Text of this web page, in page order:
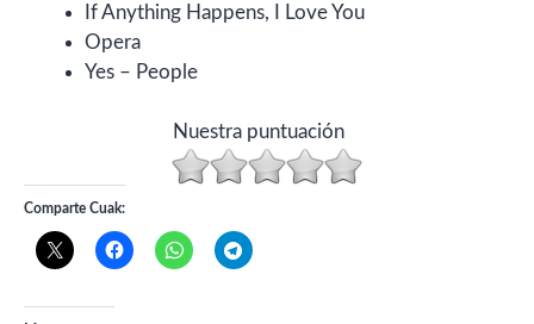
If Anything Happens, I Love You
Opera
Yes – People
Nuestra puntuación
Comparte Cuak: